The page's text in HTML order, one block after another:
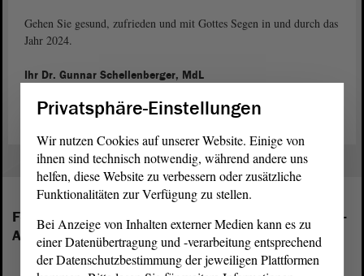
Gehen Sie gesund, zufrieden und mit Gottes Segen in und durch das
Jahr 2024.
Ihr Dr. Gunnar Schellenberger, MdL
Folgende Fraktionen sind im Landtag von Sachsen-
Anhalt vertreten:
Privatsphäre-Einstellungen
Wir nutzen Cookies auf unserer Website. Einige von
ihnen sind technisch notwendig, während andere uns
helfen, diese Website zu verbessern oder zusätzliche
Funktionalitäten zur Verfügung zu stellen.
Bei Anzeige von Inhalten externer Medien kann es zu
einer Datenübertragung und -verarbeitung entsprechend
der Datenschutzbestimmung der jeweiligen Plattformen